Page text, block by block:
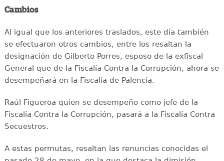
Cambios
Al igual que los anteriores traslados, este día también
se efectuaron otros cambios, entre los resaltan la
designación de Gilberto Porres, esposo de la exfiscal
General que de la Fiscalía Contra la Corrupción, ahora se
desempeñará en la Fiscalía de Palencia.
Raúl Figueroa quien se desempeño como jefe de la
Fiscalía Contra la Corrupción, pasará a la Fiscalía Contra
Secuestros.
A estas permutas, resaltan las renuncias conocidas el